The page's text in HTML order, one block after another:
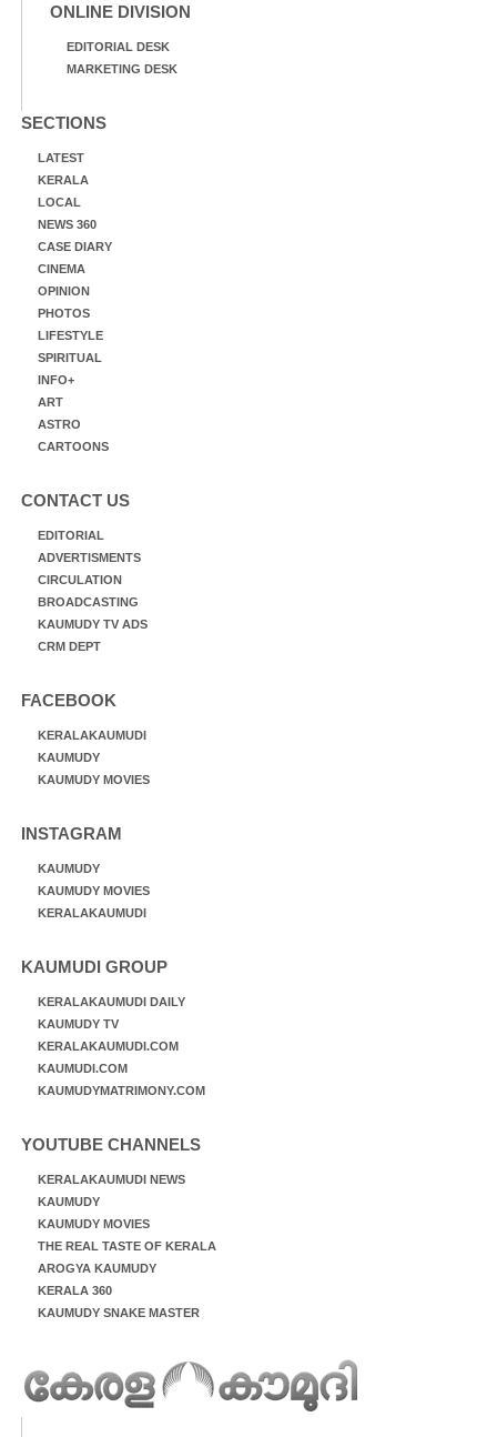
ONLINE DIVISION
EDITORIAL DESK
MARKETING DESK
SECTIONS
LATEST
KERALA
LOCAL
NEWS 360
CASE DIARY
CINEMA
OPINION
PHOTOS
LIFESTYLE
SPIRITUAL
INFO+
ART
ASTRO
CARTOONS
CONTACT US
EDITORIAL
ADVERTISMENTS
CIRCULATION
BROADCASTING
KAUMUDY TV ADS
CRM DEPT
FACEBOOK
KERALAKAUMUDI
KAUMUDY
KAUMUDY MOVIES
INSTAGRAM
KAUMUDY
KAUMUDY MOVIES
KERALAKAUMUDI
KAUMUDI GROUP
KERALAKAUMUDI DAILY
KAUMUDY TV
KERALAKAUMUDI.COM
KAUMUDI.COM
KAUMUDYMATRIMONY.COM
YOUTUBE CHANNELS
KERALAKAUMUDI NEWS
KAUMUDY
KAUMUDY MOVIES
THE REAL TASTE OF KERALA
AROGYA KAUMUDY
KERALA 360
KAUMUDY SNAKE MASTER